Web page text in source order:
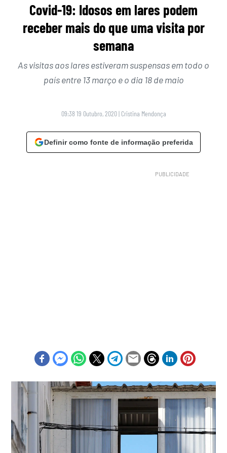
Covid-19: Idosos em lares podem
receber mais do que uma visita por
semana
As visitas aos lares estiveram suspensas em todo o
país entre 13 março e o dia 18 de maio
09:38 19 Outubro, 2020 | Cristina Mendonça
Definir como fonte de informação preferida